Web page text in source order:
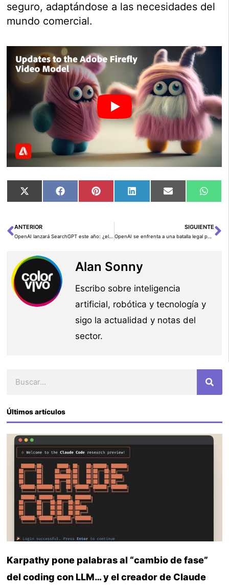
seguro, adaptándose a las necesidades del
mundo comercial.
Compartir
en
X
Compartir
en
FacebookCompartir
en
PinterestCompartir
en
LinkedInCompartir
en
Email
en
Ant
ANTERIOR
OpenAI lanzará SearchGPT este año: ¿el futuro de las búsquedas en línea?
SIGUIENTE
OpenAI se enfrenta a una batalla legal por el uso del nombre ‘Open AI’
Alan Sonny
Escribo sobre inteligencia
artificial, robótica y tecnología y
sigo la actualidad y notas del
sector.
Últimos artículos
Karpathy pone palabras al “cambio de fase”
del coding con LLM… y el creador de Claude